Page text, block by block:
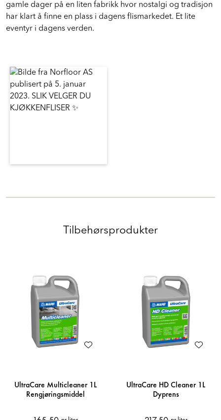
gamle dager på en liten fabrikk hvor nostalgi og tradisjon
har klart å finne en plass i dagens flismarkedet. Et lite
eventyr i dagens verden.
Tilbehørsprodukter
UltraCare Multicleaner 1L
Rengjøringsmiddel
UltraCare HD Cleaner 1L
Dyprens